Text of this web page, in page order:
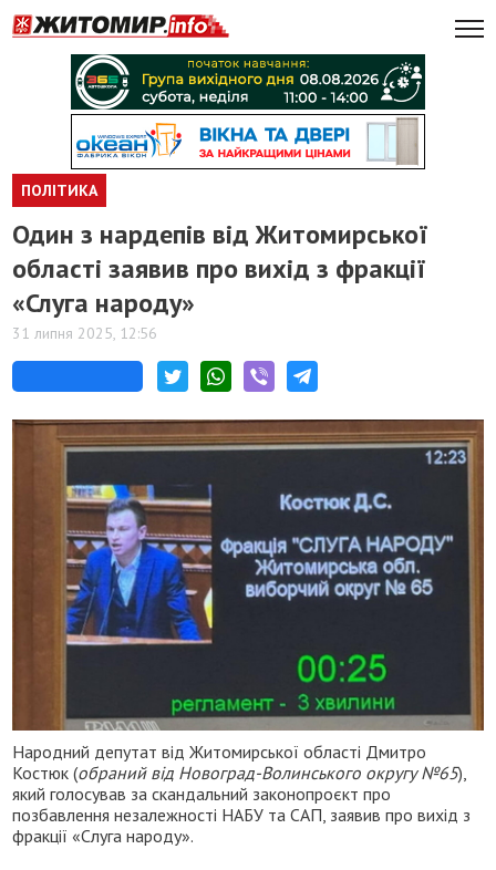
ПОЛІТИКА
Один з нардепів від Житомирської
області заявив про вихід з фракції
«Слуга народу»
31 липня 2025, 12:56
Народний депутат від Житомирської області Дмитро
Костюк (обраний від Новоград-Волинського округу №65),
який голосував за скандальний законопроєкт про
позбавлення незалежності НАБУ та САП, заявив про вихід з
фракції «Слуга народу».